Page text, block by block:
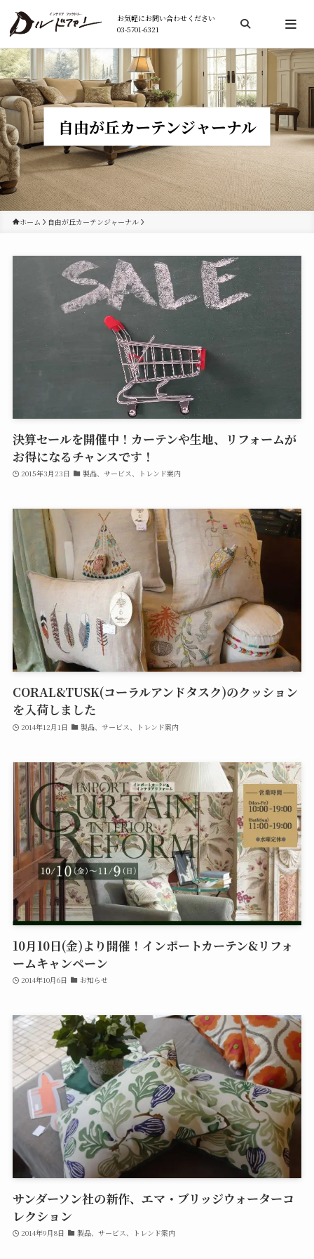
お気軽にお問い合わせください
03-5701-6321
検索
自由が丘カーテンジャーナル
ホーム 自由が丘カーテンジャーナル
決算セールを開催中！カーテンや生地、リフォームが
お得になるチャンスです！
2015年3月23日 製品、サービス、トレンド案内
CORAL&TUSK(コーラルアンドタスク)のクッション
を入荷しました
2014年12月1日 製品、サービス、トレンド案内
10月10日(金)より開催！インポートカーテン&リフォ
ームキャンペーン
2014年10月6日 お知らせ
サンダーソン社の新作、エマ・ブリッジウォーターコ
レクション
2014年9月8日 製品、サービス、トレンド案内